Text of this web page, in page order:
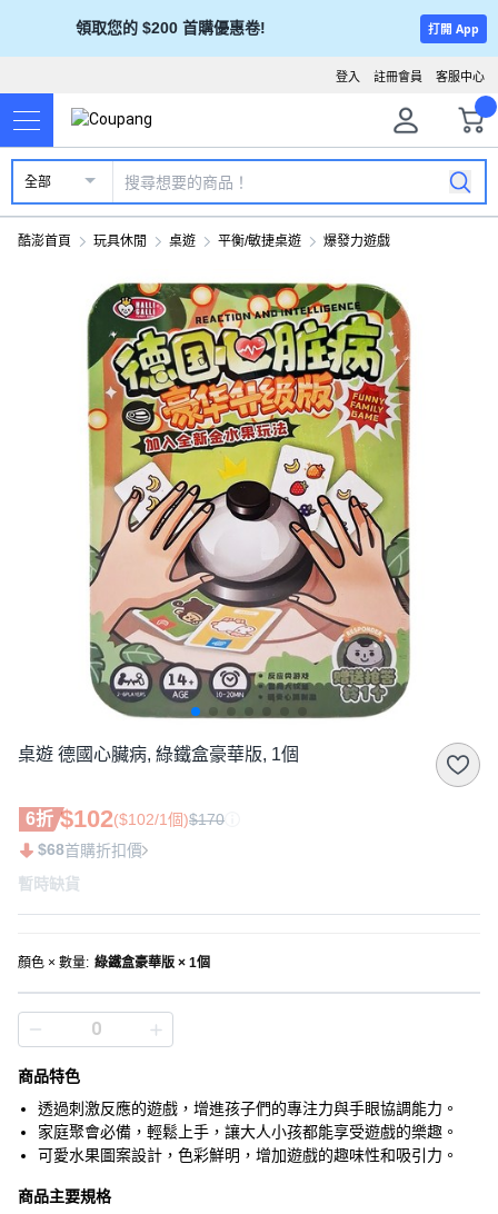
領取您的 $200 首購優惠卷! 打開 App
客服中心
註冊會員
登入
全部
酷澎首頁 玩具休閒 桌遊 平衡/敏捷桌遊 爆發力遊戲
桌遊 德國心臟病, 綠鐵盒豪華版, 1個
6折 $102($102/1個)$170
$68首購折扣價
暫時缺貨
顏色 × 數量: 綠鐵盒豪華版 × 1個
商品特色
透過刺激反應的遊戲，增進孩子們的專注力與手眼協調能力。
家庭聚會必備，輕鬆上手，讓大人小孩都能享受遊戲的樂趣。
可愛水果圖案設計，色彩鮮明，增加遊戲的趣味性和吸引力。
商品主要規格